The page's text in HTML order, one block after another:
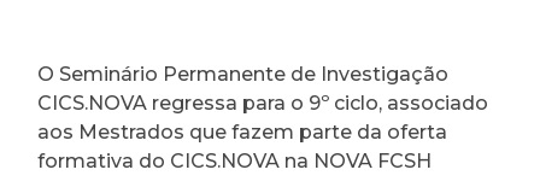
O Seminário Permanente de Investigação
CICS.NOVA regressa para o 9º ciclo, associado
aos Mestrados que fazem parte da oferta
formativa do CICS.NOVA na NOVA FCSH